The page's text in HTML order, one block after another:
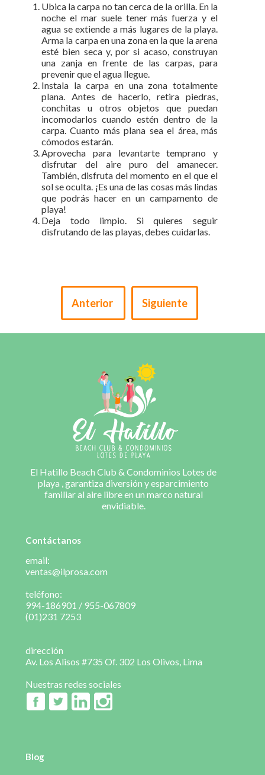
Ubica la carpa no tan cerca de la orilla. En la
noche el mar suele tener más fuerza y el
agua se extiende a más lugares de la playa.
Arma la carpa en una zona en la que la arena
esté bien seca y, por si acaso, construyan
una zanja en frente de las carpas, para
prevenir que el agua llegue.
Instala la carpa en una zona totalmente
plana. Antes de hacerlo, retira piedras,
conchitas u otros objetos que puedan
incomodarlos cuando estén dentro de la
carpa. Cuanto más plana sea el área, más
cómodos estarán.
Aprovecha para levantarte temprano y
disfrutar del aire puro del amanecer.
También, disfruta del momento en el que el
sol se oculta. ¡Es una de las cosas más lindas
que podrás hacer en un campamento de
playa!
Deja todo limpio. Si quieres seguir
disfrutando de las playas, debes cuidarlas.
Anterior Siguiente
El Hatillo Beach Club & Condominios Lotes de
playa , garantiza diversión y esparcimiento
familiar al aire libre en un marco natural
envidiable.
Contáctanos
email:
ventas@ilprosa.com
teléfono:
994-186901 / 955-067809
(01)231 7253
dirección
Av. Los Alisos #735 Of. 302 Los Olivos, Lima
Nuestras redes sociales
Blog